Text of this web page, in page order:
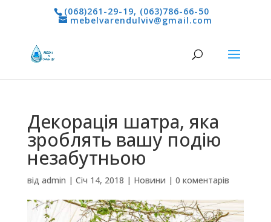
(068)261-29-19, (063)786-66-50
mebelvarendulviv@gmail.com
Декорація шатра, яка
зроблять вашу подію
незабутньою
від admin | Січ 14, 2018 | Новини | 0 коментарів